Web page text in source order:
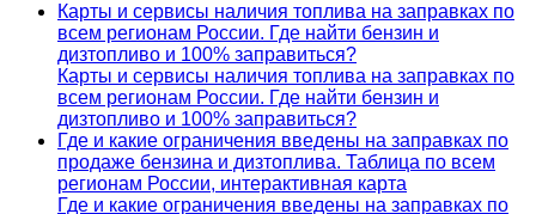
Карты и сервисы наличия топлива на заправках по
всем регионам России. Где найти бензин и
дизтопливо и 100% заправиться?
Карты и сервисы наличия топлива на заправках по
всем регионам России. Где найти бензин и
дизтопливо и 100% заправиться?
Где и какие ограничения введены на заправках по
продаже бензина и дизтоплива. Таблица по всем
регионам России, интерактивная карта
Где и какие ограничения введены на заправках по